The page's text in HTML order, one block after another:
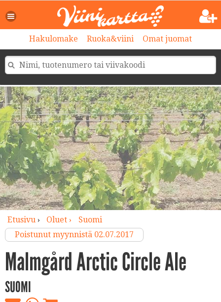
Hakulomake Ruoka&viini Omat juomat
Etusivu› Oluet ›
Suomi
Poistunut myynnistä 02.07.2017
Malmgård Arctic Circle Ale
SUOMI